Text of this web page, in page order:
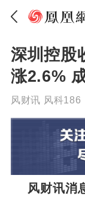
深圳控股
涨2.6%
风财讯 风科186
风财讯消